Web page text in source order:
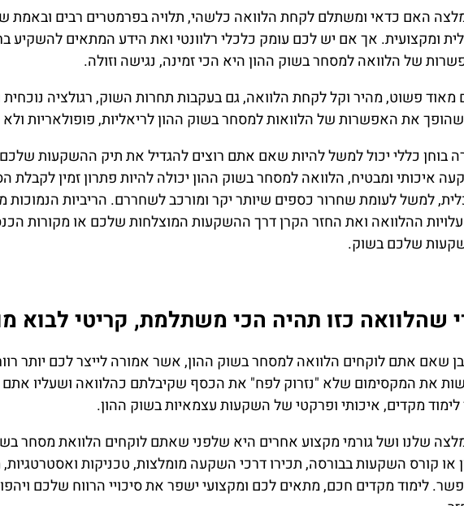
האם כדאי ומשתלם לקחת הלוואה כלשהי, תלויה בפרמטרים רבים ובאמת
ומקצועית. אך אם יש לכם עומק כלכלי רלוונטי ואת הידע המתאים להשקיע
של הלוואה למסחר בשוק ההון היא הכי זמינה, נגישה וזולה.
מאוד פשוט, מהיר וקל לקחת הלוואה, גם בעקבות תחרות השוק, רגולציה נוכחית
את האפשרות של הלוואות למסחר בשוק ההון לריאליות, פופולאריות
בוחן כללי יכול למשל להיות שאם אתם רוצים להגדיל את תיק ההשקעות
איכותי ומבטיח, הלוואה למסחר בשוק ההון יכולה להיות פתרון זמין
למשל לעומת שחרור כספים שיותר יקר ומורכב לשחררם. הריביות
ההלוואה ואת החזר הקרן דרך ההשקעות המוצלחות שלכם או מקורות
שלכם בשוק.
שהלוואה כזו תהיה הכי משתלמת, קריטי לבוא
שאם אתם לוקחים הלוואה למסחר בשוק ההון, אשר אמורה לייצר לכם יותר
את המקסימום שלא "נזרוק לפח" את הכסף שקיבלתם כהלוואה ושעליו אתם
לימוד מקדים, איכותי ופרקטי של השקעות עצמאיות בשוק ההון.
שלנו ושל גורמי מקצוע אחרים היא שלפני שאתם לוקחים הלוואת מסחר
או קורס השקעות בבורסה, תכירו דרכי השקעה מומלצות, טכניקות ואסטרטגיות,
לימוד מקדים חכם, מתאים לכם ומקצועי ישפר את סיכויי הרווח שלכם